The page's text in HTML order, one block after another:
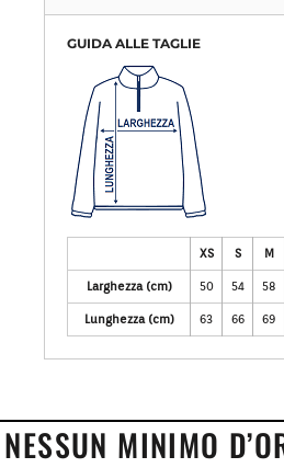
GUIDA ALLE TAGLIE
XS S M
Larghezza (cm) 50 54 58
Lunghezza (cm) 63 66 69
NESSUN MINIMO